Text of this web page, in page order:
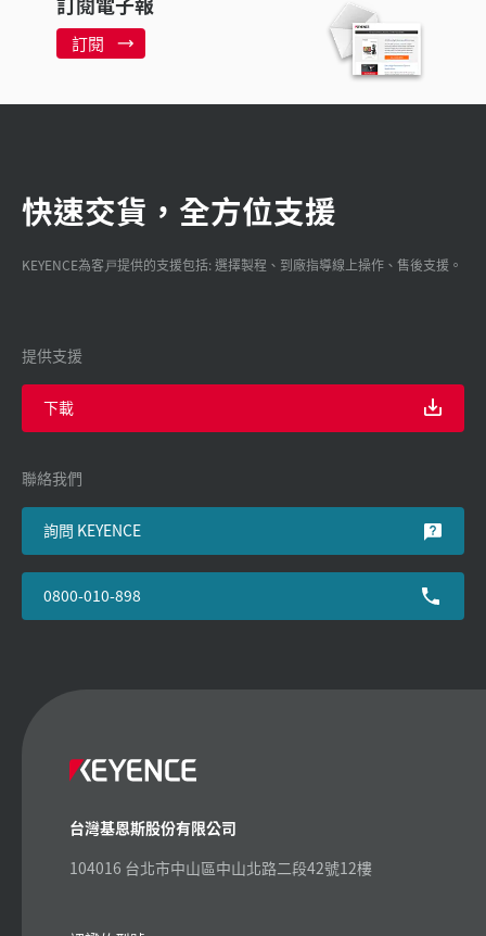
訂閱
快速交貨，全方位支援
KEYENCE為客戸提供的支援包括: 選擇製程、到廠指導線上操作、售後支援。
提供支援
下載
聯絡我們
詢問 KEYENCE
0800-010-898
台灣基恩斯股份有限公司
104016 台北市中山區中山北路二段42號12樓